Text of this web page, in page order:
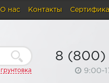
О нас Контакты
грунтовка
8 (800)
9:00-